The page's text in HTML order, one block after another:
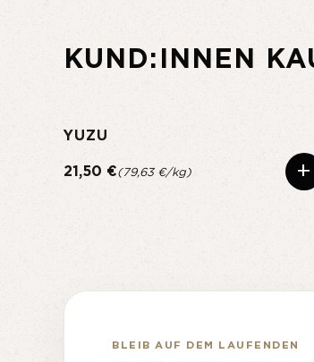
KUND:INNEN
YUZU
21,50 €(79,63 €/kg) +
BLEIB AUF DEM LAUFENDEN